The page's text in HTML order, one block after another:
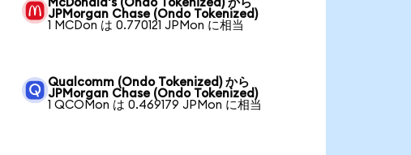
McDonald's (Ondo Tokenized) から
JPMorgan Chase (Ondo Tokenized)
1 MCDon は 0.770121 JPMon に相当
Qualcomm (Ondo Tokenized) から
JPMorgan Chase (Ondo Tokenized)
1 QCOMon は 0.469179 JPMon に相当